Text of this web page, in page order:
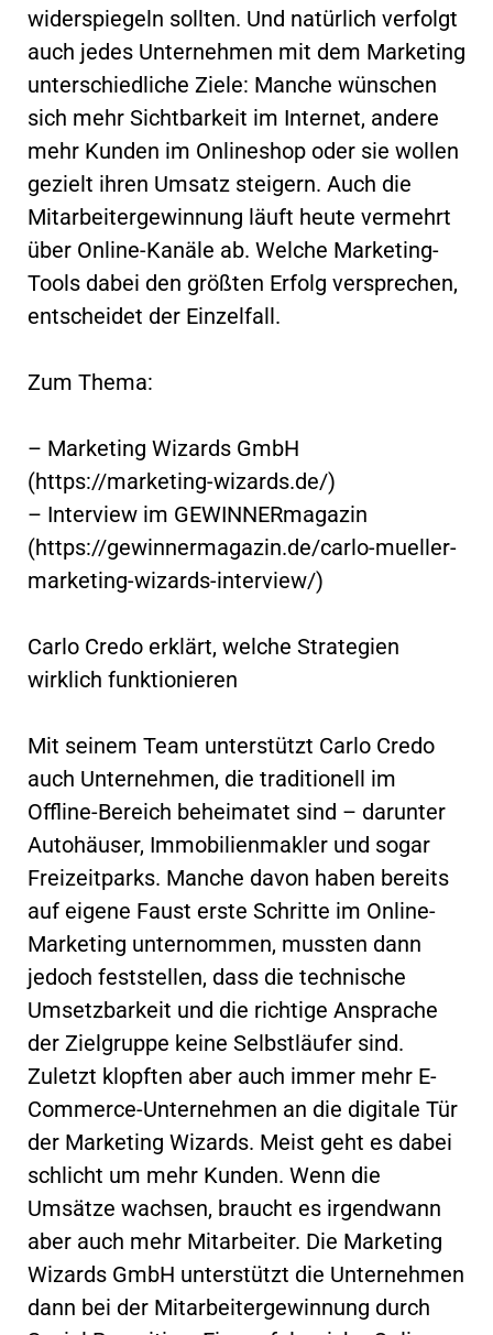
widerspiegeln sollten. Und natürlich verfolgt
auch jedes Unternehmen mit dem Marketing
unterschiedliche Ziele: Manche wünschen
sich mehr Sichtbarkeit im Internet, andere
mehr Kunden im Onlineshop oder sie wollen
gezielt ihren Umsatz steigern. Auch die
Mitarbeitergewinnung läuft heute vermehrt
über Online-Kanäle ab. Welche Marketing-
Tools dabei den größten Erfolg versprechen,
entscheidet der Einzelfall.
Zum Thema:
– Marketing Wizards GmbH
(https://marketing-wizards.de/)
– Interview im GEWINNERmagazin
(https://gewinnermagazin.de/carlo-mueller-
marketing-wizards-interview/)
Carlo Credo erklärt, welche Strategien
wirklich funktionieren
Mit seinem Team unterstützt Carlo Credo
auch Unternehmen, die traditionell im
Offline-Bereich beheimatet sind – darunter
Autohäuser, Immobilienmakler und sogar
Freizeitparks. Manche davon haben bereits
auf eigene Faust erste Schritte im Online-
Marketing unternommen, mussten dann
jedoch feststellen, dass die technische
Umsetzbarkeit und die richtige Ansprache
der Zielgruppe keine Selbstläufer sind.
Zuletzt klopften aber auch immer mehr E-
Commerce-Unternehmen an die digitale Tür
der Marketing Wizards. Meist geht es dabei
schlicht um mehr Kunden. Wenn die
Umsätze wachsen, braucht es irgendwann
aber auch mehr Mitarbeiter. Die Marketing
Wizards GmbH unterstützt die Unternehmen
dann bei der Mitarbeitergewinnung durch